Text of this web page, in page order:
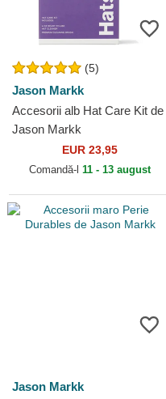
(5)
Jason Markk
Accesorii alb Hat Care Kit de
Jason Markk
EUR 23,95
Comandă-l 11 - 13 august
Jason Markk